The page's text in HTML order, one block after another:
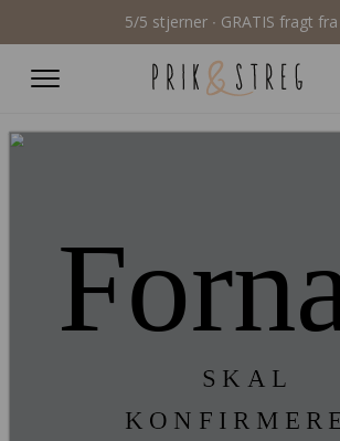
5/5 stjerner ∙ GRATIS fragt
SKAL